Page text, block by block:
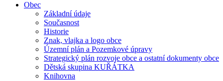
Obec
Základní údaje
Současnost
Historie
Znak, vlajka a logo obce
Územní plán a Pozemkové úpravy
Strategický plán rozvoje obce a ostatní dokumenty obce
Dětská skupina KUŘÁTKA
Knihovna